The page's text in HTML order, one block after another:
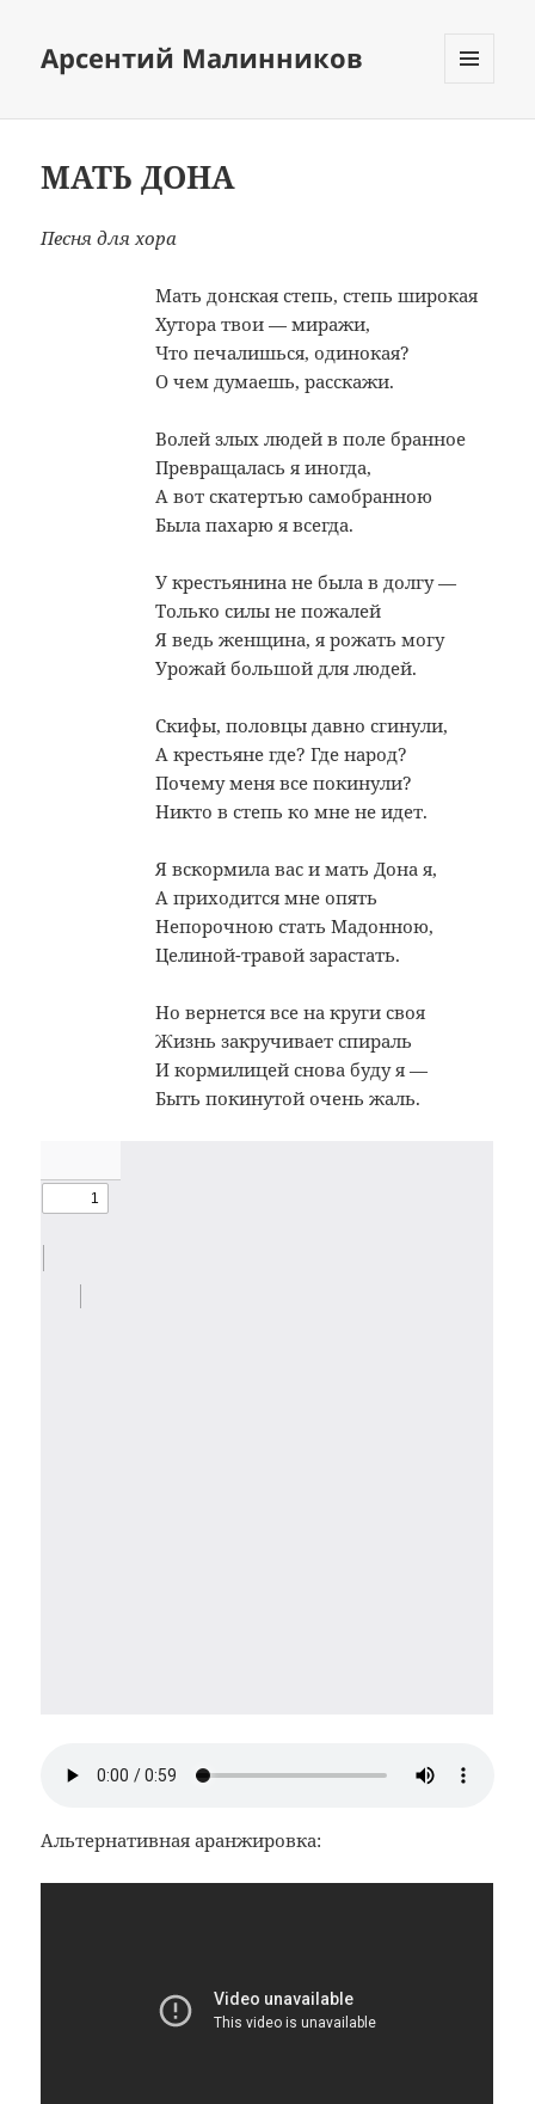
Арсентий Малинников
МАТЬ ДОНА
Песня для хора
Мать донская степь, степь широкая
Хутора твои — миражи,
Что печалишься, одинокая?
О чем думаешь, расскажи.
Волей злых людей в поле бранное
Превращалась я иногда,
А вот скатертью самобранною
Была пахарю я всегда.
У крестьянина не была в долгу —
Только силы не пожалей
Я ведь женщина, я рожать могу
Урожай большой для людей.
Скифы, половцы давно сгинули,
А крестьяне где? Где народ?
Почему меня все покинули?
Никто в степь ко мне не идет.
Я вскормила вас и мать Дона я,
А приходится мне опять
Непорочною стать Мадонною,
Целиной-травой зарастать.
Но вернется все на круги своя
Жизнь закручивает спираль
И кормилицей снова буду я —
Быть покинутой очень жаль.
Альтернативная аранжировка: